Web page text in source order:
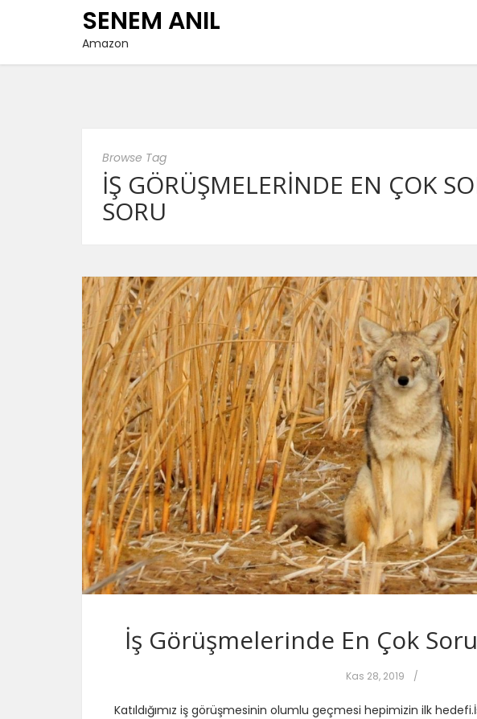
SENEM ANIL
Amazon
Browse Tag
İŞ GÖRÜŞMELERINDE EN ÇOK
SORU
İş Görüşmelerinde En Çok
Kas 28, 2019 /
Katıldığımız iş görüşmesinin olumlu geçmesi hepimizin ilk